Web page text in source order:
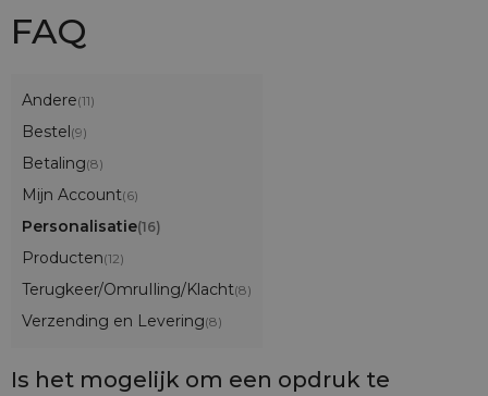
FAQ
Andere(11)
Bestel(9)
Betaling(8)
Mijn Account(6)
Personalisatie(16)
Producten(12)
Terugkeer/OmruIling/Klacht(8)
Verzending en Levering(8)
Is het mogelijk om een opdruk te